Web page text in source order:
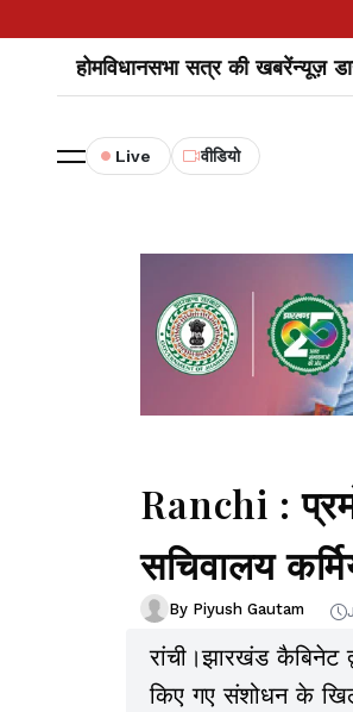
होमविधानसभा सत्र की खबरेंन्यूज़
Live वीडियो
Ranchi :
सचिवालय
By Piyush Gautam
रांची।झारखंड कैबिनेट
किए गए संशोधन के